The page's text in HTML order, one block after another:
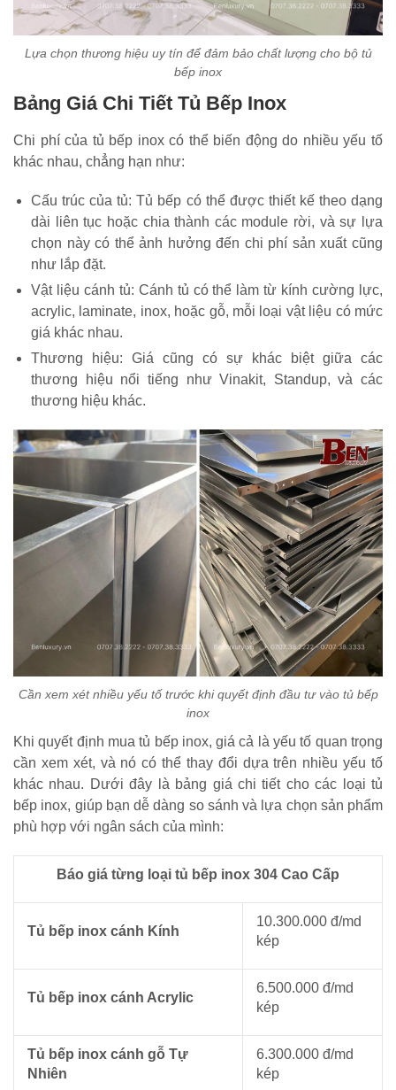
Lựa chọn thương hiệu uy tín để đảm bảo chất lượng cho bộ tủ
bếp inox
Bảng Giá Chi Tiết Tủ Bếp Inox
Chi phí của tủ bếp inox có thể biến động do nhiều yếu tố
khác nhau, chẳng hạn như:
Cấu trúc của tủ: Tủ bếp có thể được thiết kế theo dạng
dài liên tục hoặc chia thành các module rời, và sự lựa
chọn này có thể ảnh hưởng đến chi phí sản xuất cũng
như lắp đặt.
Vật liệu cánh tủ: Cánh tủ có thể làm từ kính cường lực,
acrylic, laminate, inox, hoặc gỗ, mỗi loại vật liệu có mức
giá khác nhau.
Thương hiệu: Giá cũng có sự khác biệt giữa các
thương hiệu nổi tiếng như Vinakit, Standup, và các
thương hiệu khác.
Cần xem xét nhiều yếu tố trước khi quyết định đầu tư vào tủ bếp
inox
Khi quyết định mua tủ bếp inox, giá cả là yếu tố quan trọng
cần xem xét, và nó có thể thay đổi dựa trên nhiều yếu tố
khác nhau. Dưới đây là bảng giá chi tiết cho các loại tủ
bếp inox, giúp bạn dễ dàng so sánh và lựa chọn sản phẩm
phù hợp với ngân sách của mình:
Báo giá từng loại tủ bếp inox 304 Cao Cấp
Tủ bếp inox cánh Kính
10.300.000 đ/md
kép
Tủ bếp inox cánh Acrylic
6.500.000 đ/md
kép
Tủ bếp inox cánh gỗ Tự
Nhiên
6.300.000 đ/md
kép